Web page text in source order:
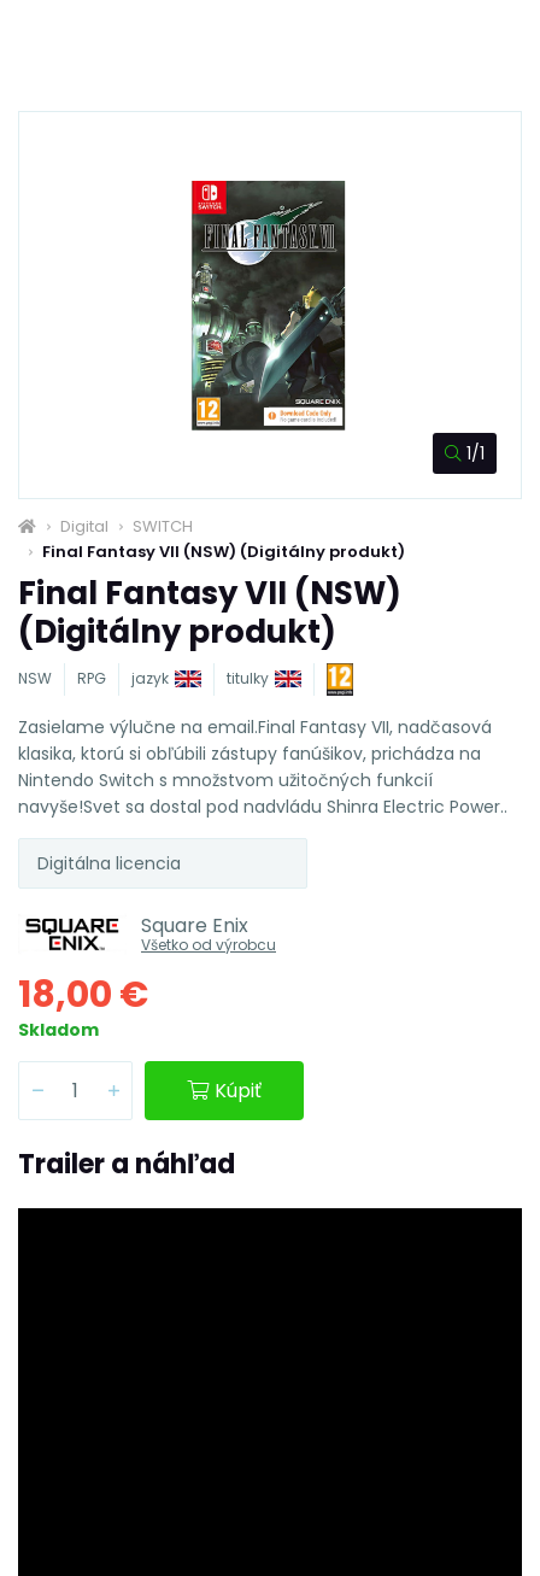
1/1
Digital
SWITCH
Final Fantasy VII (NSW) (Digitálny produkt)
Final Fantasy VII (NSW)
(Digitálny produkt)
NSW RPG jazyk titulky
Zasielame výlučne na email.Final Fantasy VII, nadčasová
klasika, ktorú si obľúbili zástupy fanúšikov, prichádza na
Nintendo Switch s množstvom užitočných funkcií
navyše!Svet sa dostal pod nadvládu Shinra Electric Power..
Digitálna licencia
Square Enix
Všetko od výrobcu
18,00 €
Skladom
Kúpiť
Trailer a náhľad